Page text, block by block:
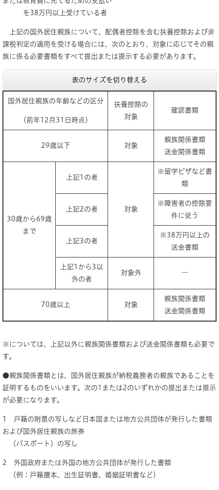
を38万円以上受けている者
上記の国外居住親族について、配偶者控除を含む扶養控除および非
課税判定の適用を受ける場合には、次のとおり、対象に応じてその親
族に係る必要書類をすべて提出または提示する必要があります。
表のサイズを切り替える
国外居住親族の年齢などの区分
（前年12月31日時点）
扶養控除の
対象
確認書類
29歳以下 対象
親族関係書類
送金関係書類
30歳から69歳
まで
上記1の者
対象
※留学ビザなど書
類
上記2の者
※障害者の控除要
件に従う
上記3の者
※38万円以上の
送金書類
上記1から3以
外の者
対象外 ―
70歳以上 対象
親族関係書類
送金関係書類
※については、上記以外に親族関係書類および送金関係書類も必要で
す。
●親族関係書類とは、国外居住親族が納税義務者の親族であることを
証明するものをいいます。次の1または2のいずれかの提出または提示
が必要になります。
1 戸籍の附票の写しなど日本国または地方公共団体が発行した書類
および国外居住親族の旅券
（パスポート）の写し
2 外国政府または外国の地方公共団体が発行した書類
（例：戸籍謄本、出生証明書、婚姻証明書など）